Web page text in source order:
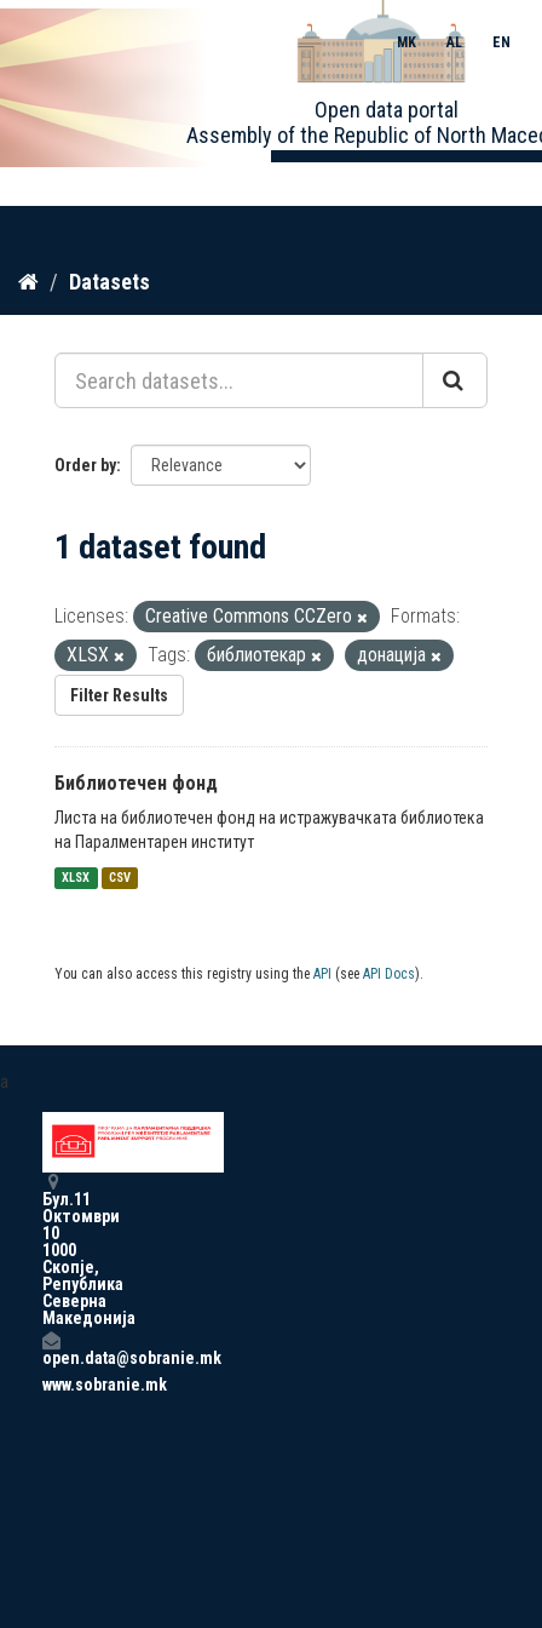
Skip
content
Open data portal
Assembly of the Republic of North
MK AL EN
Datasets
Order by
1 dataset found
Licenses: Creative Commons CCZero
Formats:
XLSX
Tags: библиотекар донација
Filter Results
Библиотечен фонд
Листа на библиотечен фонд на истражувачката библиотека
на Паралментарен институт
XLSX CSV
You can also access this registry using the API (see API Docs).
a
Бул.11
Октомври
10
1000
Скопје,
Република
Северна
Македонија
open.data@sobranie.mk
www.sobranie.mk